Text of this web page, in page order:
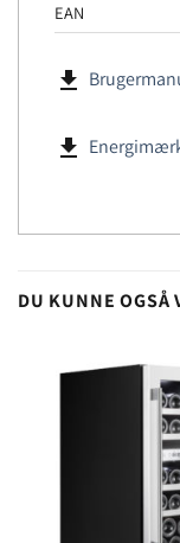
EAN
file_download
file_download
DU KUNNE